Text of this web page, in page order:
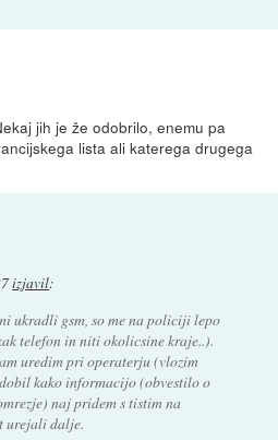
jih je že odobrilo, enemu pa
lista ali katerega drugega
izjavil:
ukradli gsm, so me na policiji lepo
telefon in niti okolicsine kraje..).
uredim pri operaterju (vlozim
kako informacijo (obvestilo o
naj pridem s tistim na
urejali dalje.